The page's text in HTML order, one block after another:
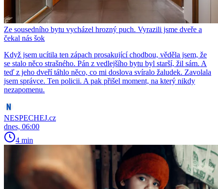
Ze sousedního bytu vycházel hrozný puch. Vyrazili jsme dveře a
čekal nás šok
Když jsem ucítila ten zápach prosakující chodbou, věděla jsem, že
se stalo něco strašného. Pán z vedlejšího bytu byl starší, žil sám. A
teď z jeho dveří táhlo něco, co mi doslova svíralo žaludek. Zavolala
jsem správce. Ten policii. A pak přišel moment, na který nikdy
nezapomenu.
NESPECHEJ.cz
dnes, 06:00
4 min